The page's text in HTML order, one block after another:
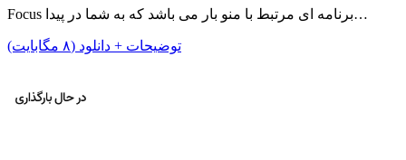
Focus برنامه ای مرتبط با منو بار می باشد که به شما در پیدا…
توضیحات + دانلود (۸ مگابایت)